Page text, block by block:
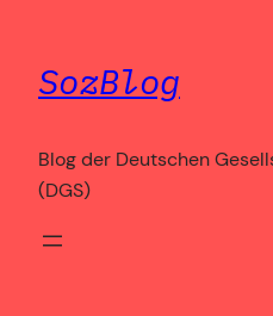
springen
SozBlog
Blog der Deutschen
(DGS)